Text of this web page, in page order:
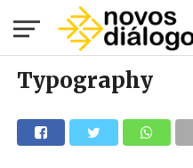
the
high
needs
out
people
Typography